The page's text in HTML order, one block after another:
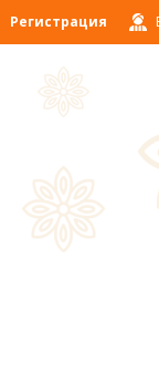
Регистрация